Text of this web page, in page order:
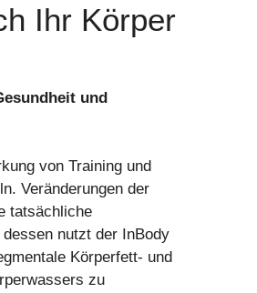
Ihr Körper
und
von Training und
Veränderungen der
tatsächliche
nutzt der InBody
Körperfett- und
zu